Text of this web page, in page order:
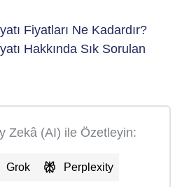
Fiyatları Ne Kadardır?
Hakkında Sık Sorulan
Zekâ (AI) ile Özetleyin:
Grok Perplexity